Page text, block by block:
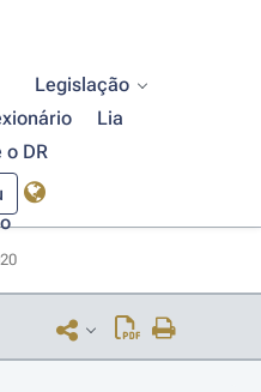
Legislação
Lia
o DR